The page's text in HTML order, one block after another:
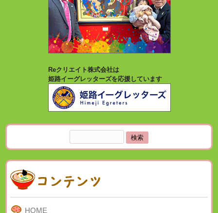
Reクリエイト株式会社は
姫路イーグレッターズを応援しています
索:
HOME